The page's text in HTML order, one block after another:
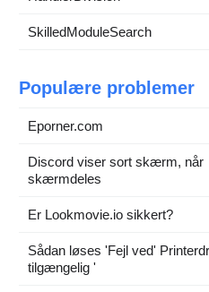
SkilledModuleSearch
Populære problemer
Eporner.com
Discord viser sort skærm, når
skærmdeles
Er Lookmovie.io sikkert?
Sådan løses 'Fejl ved'
tilgængelig '